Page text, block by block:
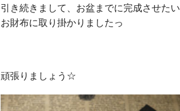
引き続きまして、お盆までに完成させたい
お財布に取り掛かりましたっ
頑張りましょう☆